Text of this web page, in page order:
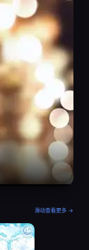
滑动查看更多 →